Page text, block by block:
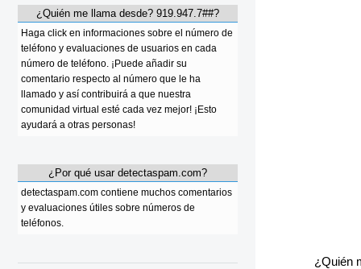
¿Quién
¿Quién me llama desde? 919.947.7##?
Haga click en informaciones sobre el número de
teléfono y evaluaciones de usuarios en cada
número de teléfono. ¡Puede añadir su
comentario respecto al número que le ha
llamado y así contribuirá a que nuestra
comunidad virtual esté cada vez mejor! ¡Esto
ayudará a otras personas!
¿Por qué usar detectaspam.com?
detectaspam.com contiene muchos comentarios
y evaluaciones útiles sobre números de
teléfonos.